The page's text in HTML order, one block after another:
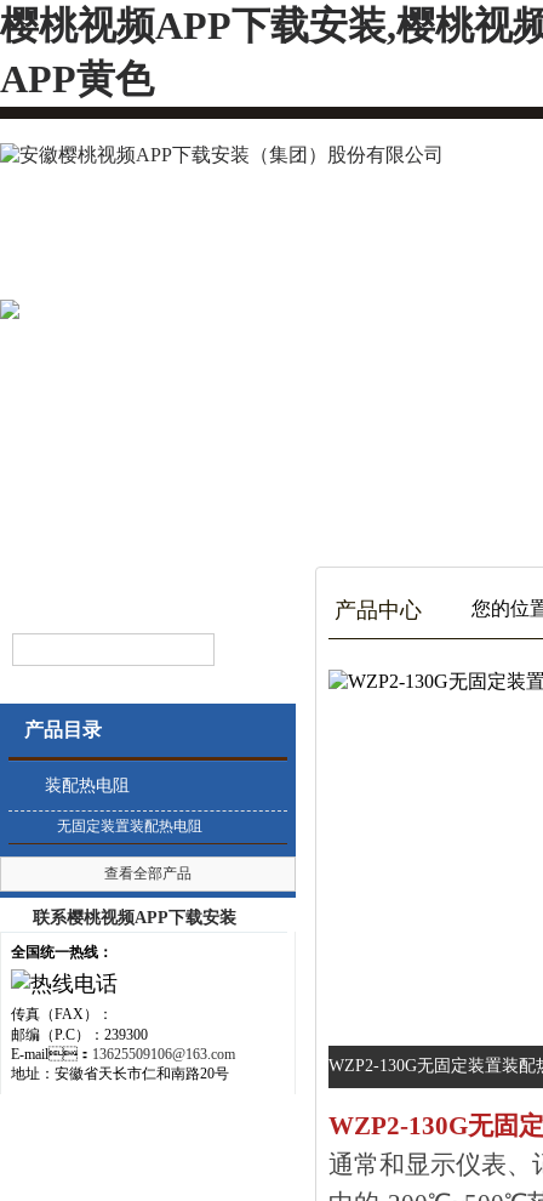
樱桃视频APP下载安装,樱桃视
APP黄色
产品目录
装配热电阻
无固定装置装配热电阻
查看全部产品
联系樱桃视频APP下载安装
全国统一热线：
传真（FAX）：
邮编（P.C）：239300
E-mail： 13625509106@163.com
地址：安徽省天长市仁和南路20号
产品中心 您的位置
WZP2-130G无固定装置装配热
WZP2-130G无固定
通常和显示仪表